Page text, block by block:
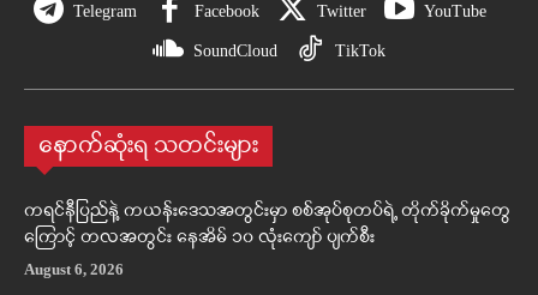
Telegram Facebook Twitter YouTube
SoundCloud TikTok
နောက်ဆုံးရ သတင်းများ
ကရင်နီပြည်နဲ့ ကယန်းဒေသအတွင်းမှာ စစ်အုပ်စုတပ်ရဲ့ တိုက်ခိုက်မှုတွေ
ကြောင့် တလအတွင်း နေအိမ် ၁၀ လုံးကျော် ပျက်စီး
August 6, 2026